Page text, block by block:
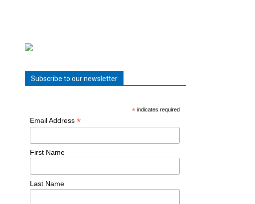
Subscribe to our newsletter
* indicates required
Email Address *
First Name
Last Name